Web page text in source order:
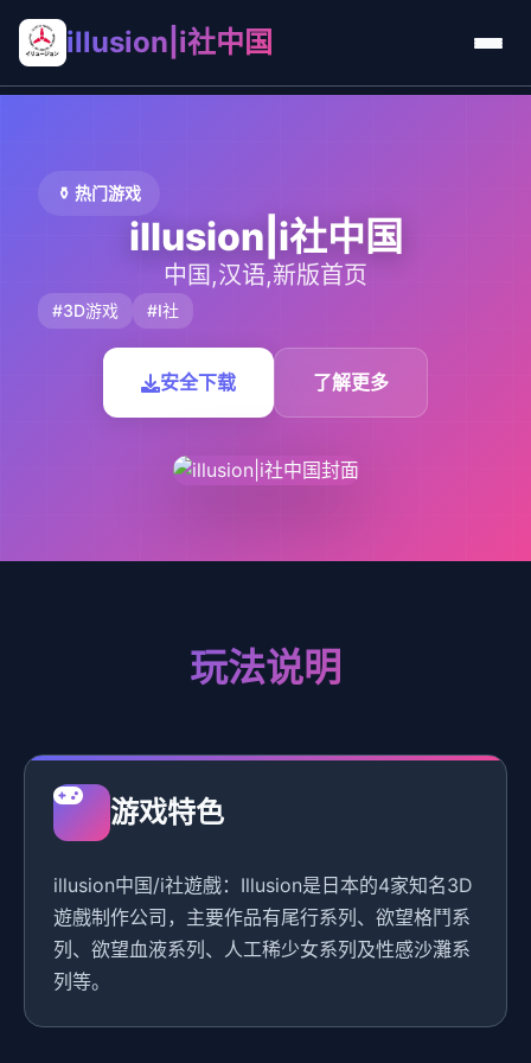
illusion|i社中国
⚱️ 热门游戏
illusion|i社中国
中国,汉语,新版首页
#3D游戏 #I社
安全下载 了解更多
玩法说明
游戏特色
illusion中国/i社遊戲：Illusion是日本的4家知名3D
遊戲制作公司，主要作品有尾行系列、欲望格鬥系
列、欲望血液系列、人工稀少女系列及性感沙灘系
列等。